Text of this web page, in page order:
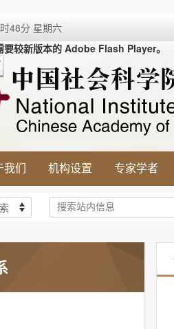
48分 星期六
要较新版本的 Adobe Flash Player。
我们 机构设置 专家学者